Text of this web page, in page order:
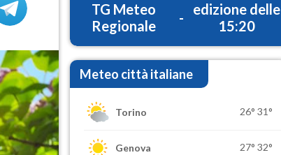
TG Meteo
Regionale
-
edizione delle
15:20
Meteo città italiane
Torino 26° 31°
Genova 27° 32°